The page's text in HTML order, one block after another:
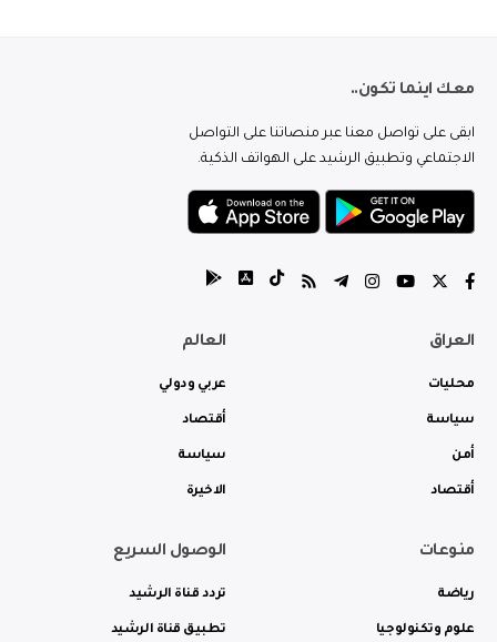
معك اينما تكون..
ابقى على تواصل معنا عبر منصاتنا على التواصل
الاجتماعي وتطبيق الرشيد على الهواتف الذكية.
العراق
محليات
سياسة
أمن
أقتصاد
العالم
عربي ودولي
أقتصاد
سياسة
الاخيرة
منوعات
رياضة
علوم وتكنولوجيا
الوصول السريع
تردد قناة الرشيد
تطبيق قناة الرشيد